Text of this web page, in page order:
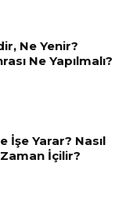
Ne Yenir?
Ne Yapılmalı?
İşe Yarar? Nasıl
Zaman İçilir?